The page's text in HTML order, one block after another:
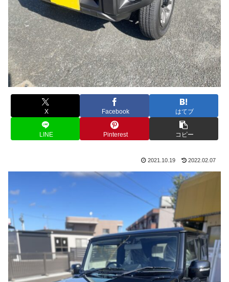
X Facebook はてブ
LINE Pinterest コピー
2021.10.19 2022.02.07